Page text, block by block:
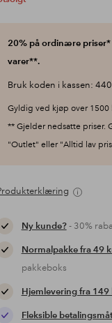
20% på ordinære priser*
varer**.
Bruk koden i kassen:
Gyldig ved kjøp over
** Gjelder nedsatte priser.
"Outlet" eller "Alltid lav
Ny kunde?- 30%
Normalpakke fra 49
pakkeboks
Hjemlevering fra 149
Fleksible